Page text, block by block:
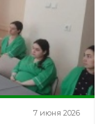
7 июня 2026